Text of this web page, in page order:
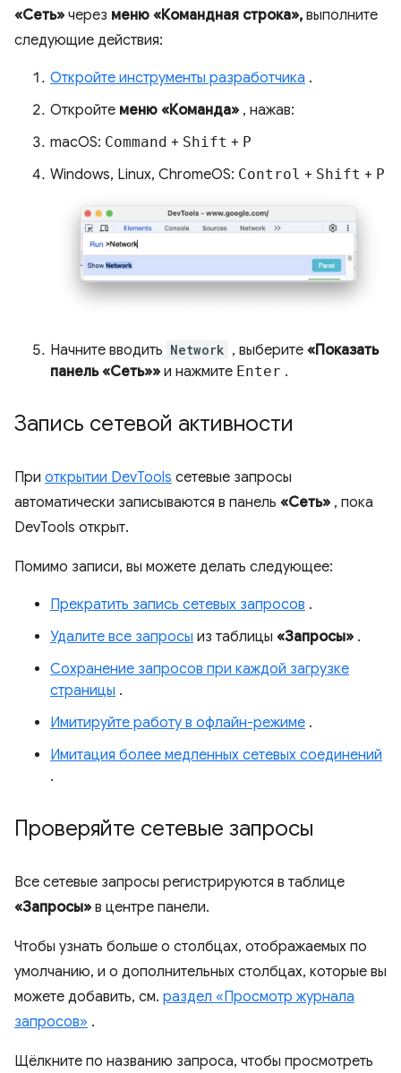
«Сеть» через меню «Командная строка», выполните
следующие действия:
Откройте инструменты разработчика .
Откройте меню «Команда» , нажав:
macOS: Command + Shift + P
Windows, Linux, ChromeOS: Control + Shift + P
Начните вводить Network , выберите «Показать
панель «Сеть»» и нажмите Enter .
Запись сетевой активности
При открытии DevTools сетевые запросы
автоматически записываются в панель «Сеть» , пока
DevTools открыт.
Помимо записи, вы можете делать следующее:
Прекратить запись сетевых запросов .
Удалите все запросы из таблицы «Запросы» .
Сохранение запросов при каждой загрузке
страницы .
Имитируйте работу в офлайн-режиме .
Имитация более медленных сетевых соединений
.
Проверяйте сетевые запросы
Все сетевые запросы регистрируются в таблице
«Запросы» в центре панели.
Чтобы узнать больше о столбцах, отображаемых по
умолчанию, и о дополнительных столбцах, которые вы
можете добавить, см. раздел «Просмотр журнала
запросов» .
Щёлкните по названию запроса, чтобы просмотреть